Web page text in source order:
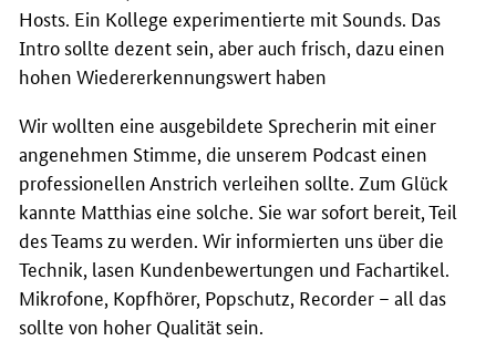
Hosts. Ein Kollege experimentierte mit Sounds. Das
Intro sollte dezent sein, aber auch frisch, dazu einen
hohen Wiedererkennungswert haben
Wir wollten eine ausgebildete Sprecherin mit einer
angenehmen Stimme, die unserem Podcast einen
professionellen Anstrich verleihen sollte. Zum Glück
kannte Matthias eine solche. Sie war sofort bereit, Teil
des Teams zu werden. Wir informierten uns über die
Technik, lasen Kundenbewertungen und Fachartikel.
Mikrofone, Kopfhörer, Popschutz, Recorder – all das
sollte von hoher Qualität sein.